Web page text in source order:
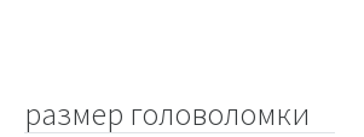
размер головоломки